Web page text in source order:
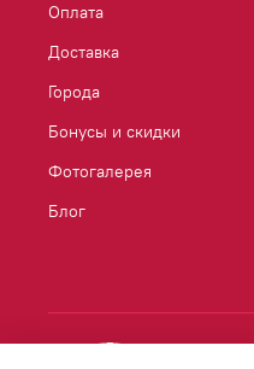
Оплата
Доставка
Города
Бонусы и скидки
Фотогалерея
Блог